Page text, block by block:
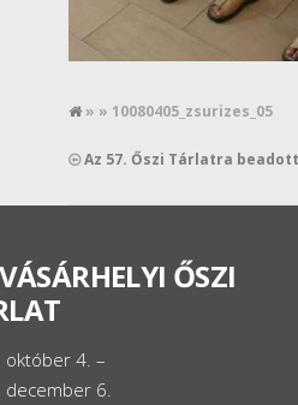
» » 10080405_zsurizes_05
Az 57. Őszi Tárlatra
ŐSZI
október 4. –
december 6.